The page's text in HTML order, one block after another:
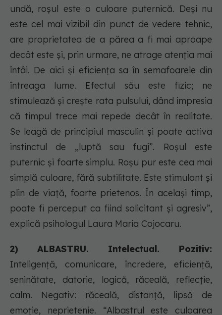
undă, roșul este o culoare puternică. Deși nu
este cel mai vizibil din punct de vedere tehnic,
are proprietatea de a părea a fi mai aproape
decât este și, prin urmare, ne atrage atenția mai
întâi. De aici și eficiența sa în semafoarele din
întreaga lume. Efectul său este fizic; ne
stimulează și crește rata pulsului, dând impresia
că timpul trece mai repede decât în realitate.
Se leagă de principiul masculin și poate activa
instinctul de „luptă sau fugi”. Roșul este
puternic și foarte simplu. Roșu pur este cea mai
simplă culoare, fără subtilitate. Este stimulant și
plin de viață, foarte prietenos. În același timp,
poate fi perceput ca fiind solicitant și agresiv”,
explică psihologul Laura Maria Cojocaru.
2) ALBASTRU. Intelectual. Pozitiv:
Inteligență, comunicare, încredere, eficiență,
seninătate, datorie, logică, răceală, reflecție,
calm. Negativ: răceală, distanță, lipsă de
emoție, neprietenie. “Albastrul este culoarea